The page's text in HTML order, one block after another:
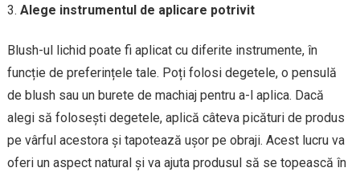
Alege instrumentul de aplicare potrivit
Blush-ul lichid poate fi aplicat cu diferite instrumente, în
funcție de preferințele tale. Poți folosi degetele, o pensulă
de blush sau un burete de machiaj pentru a-l aplica. Dacă
alegi să folosești degetele, aplică câteva picături de produs
pe vârful acestora și tapotează ușor pe obraji. Acest lucru va
oferi un aspect natural și va ajuta produsul să se topească în